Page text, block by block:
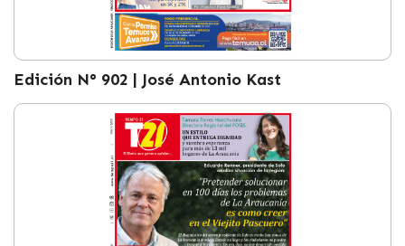
Edición N° 902 | José Antonio Kast